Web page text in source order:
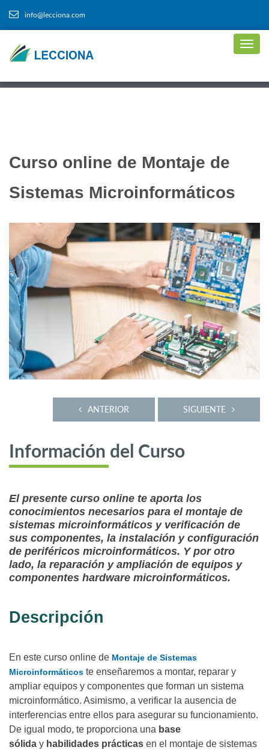
info@lecciona.com
Curso online de Montaje de
Sistemas Microinformáticos
SIGUIENTE
ANTERIOR
Información del Curso
El presente curso online te aporta los
conocimientos necesarios para el montaje de
sistemas microinformáticos y verificación de
sus componentes, la instalación y configuración
de periféricos microinformáticos. Y por otro
lado, la reparación y ampliación de equipos y
componentes hardware microinformáticos.
Descripción
En este curso online de Montaje de Sistemas
Microinformáticos te enseñaremos a montar, reparar y
ampliar equipos y componentes que forman un sistema
microinformático. Asimismo, a verificar la ausencia de
interferencias entre ellos para asegurar su funcionamiento.
De igual modo, te proporciona una base
sólida y habilidades prácticas en el montaje de sistemas